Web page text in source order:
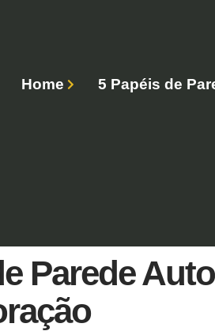
Home 5 Papéis de
Parede